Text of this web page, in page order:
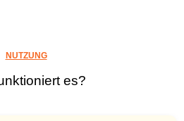
NUTZUNG
es?